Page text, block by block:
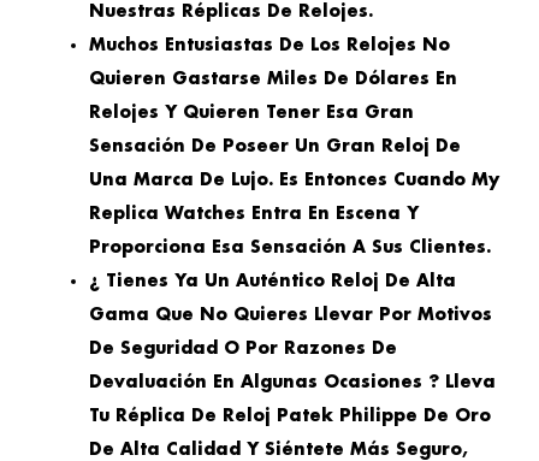
Nuestras Réplicas De Relojes.
Muchos Entusiastas De Los Relojes No
Quieren Gastarse Miles De Dólares En
Relojes Y Quieren Tener Esa Gran
Sensación De Poseer Un Gran Reloj De
Una Marca De Lujo. Es Entonces Cuando My
Replica Watches Entra En Escena Y
Proporciona Esa Sensación A Sus Clientes.
¿ Tienes Ya Un Auténtico Reloj De Alta
Gama Que No Quieres Llevar Por Motivos
De Seguridad O Por Razones De
Devaluación En Algunas Ocasiones ? Lleva
Tu Réplica De Reloj Patek Philippe De Oro
De Alta Calidad Y Siéntete Más Seguro,